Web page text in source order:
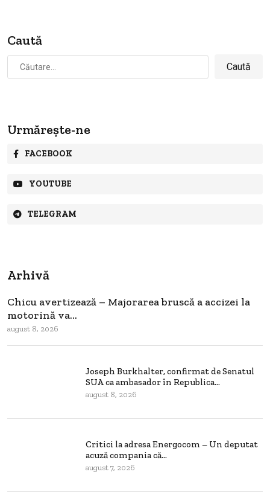
Caută
Caută
după:
Urmărește-ne
FACEBOOK
YOUTUBE
TELEGRAM
Arhivă
Chicu avertizează – Majorarea bruscă a accizei la
motorină va...
august 8, 2026
Joseph Burkhalter, confirmat de Senatul
SUA ca ambasador în Republica...
august 8, 2026
Critici la adresa Energocom – Un deputat
acuză compania că...
august 7, 2026